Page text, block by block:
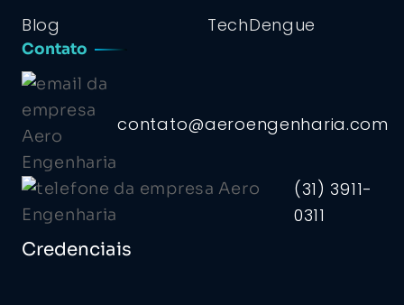
Blog
TechDengue
Contato
contato@aeroengenharia.com
(31) 3911-
0311
Credenciais